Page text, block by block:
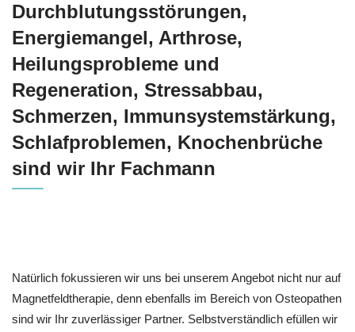
Durchblutungsstörungen,
Energiemangel, Arthrose,
Heilungsprobleme und
Regeneration, Stressabbau,
Schmerzen, Immunsystemstärkung,
Schlafproblemen, Knochenbrüche
sind wir Ihr Fachmann
Natürlich fokussieren wir uns bei unserem Angebot nicht nur auf
Magnetfeldtherapie, denn ebenfalls im Bereich von Osteopathen
sind wir Ihr zuverlässiger Partner. Selbstverständlich efüllen wir